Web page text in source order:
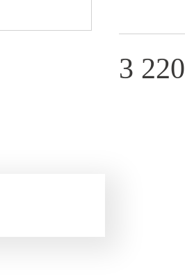
3 220